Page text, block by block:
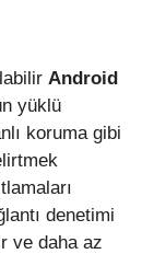
Android
yüklü
koruma gibi
denetimi
ve daha az